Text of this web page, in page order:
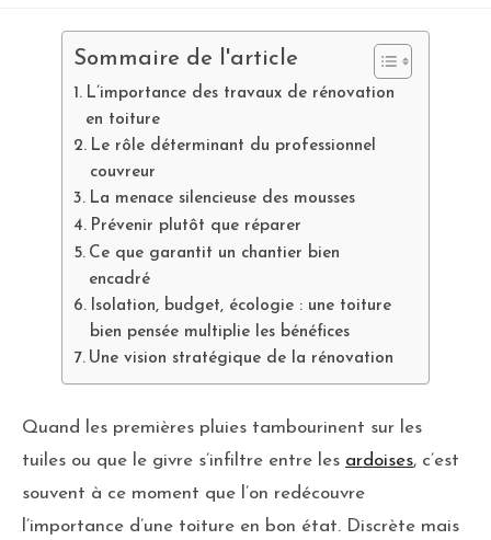
Sommaire de l'article
L’importance des travaux de rénovation
en toiture
Le rôle déterminant du professionnel
couvreur
La menace silencieuse des mousses
Prévenir plutôt que réparer
Ce que garantit un chantier bien
encadré
Isolation, budget, écologie : une toiture
bien pensée multiplie les bénéfices
Une vision stratégique de la rénovation
Quand les premières pluies tambourinent sur les
tuiles ou que le givre s’infiltre entre les ardoises, c’est
souvent à ce moment que l’on redécouvre
l’importance d’une toiture en bon état. Discrète mais